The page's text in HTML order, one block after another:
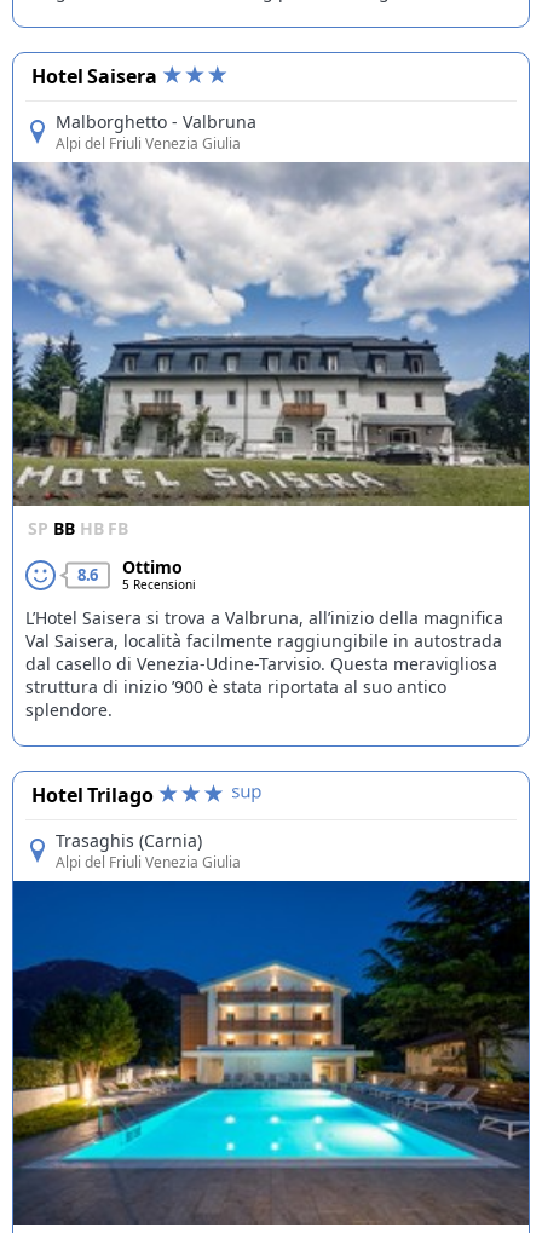
Hotel Saisera
Malborghetto - Valbruna
Alpi del Friuli Venezia Giulia
SP BB HB FB
8.6 Ottimo
5 Recensioni
L’Hotel Saisera si trova a Valbruna, all’inizio della magnifica
Val Saisera, località facilmente raggiungibile in autostrada
dal casello di Venezia-Udine-Tarvisio. Questa meravigliosa
struttura di inizio ’900 è stata riportata al suo antico
splendore.
Hotel Trilago
Trasaghis (Carnia)
Alpi del Friuli Venezia Giulia